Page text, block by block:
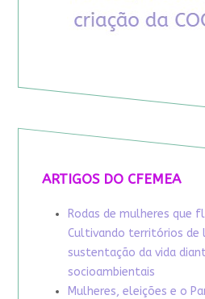
ARTIGOS DO CFEMEA
Rodas de mulheres que
Cultivando territórios de
sustentação da vida
socioambientais
Mulheres, eleições e o